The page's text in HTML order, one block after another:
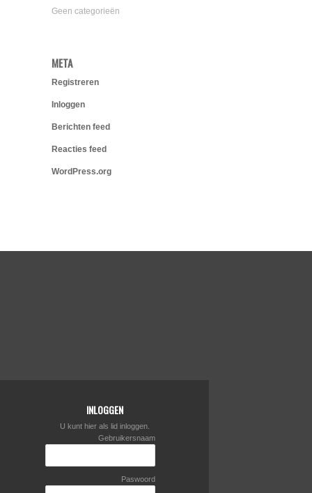
Geen categorieën
META
Registreren
Inloggen
Berichten feed
Reacties feed
WordPress.org
INLOGGEN
U kunt hier als lid inloggen.
Gebruikersnaam
Paswoord